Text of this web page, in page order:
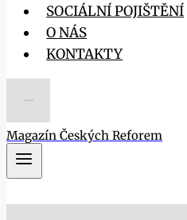
SOCIÁLNÍ POJIŠTĚNÍ
O NÁS
KONTAKTY
Magazín Českých Reforem